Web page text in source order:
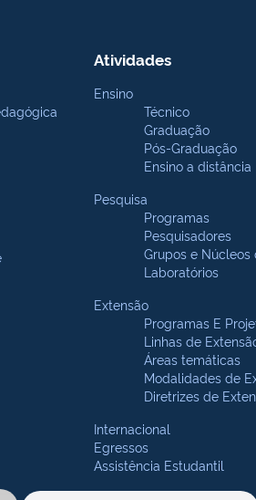
Atividades
Ensino
Técnico
Graduação
Pós-Graduação
Ensino a distância
Pesquisa
Programas
Pesquisadores
Grupos e Núcleos
Laboratórios
Extensão
Programas E
Linhas de
Áreas temáticas
Modalidades de
Diretrizes de
Internacional
Egressos
Assistência Estudantil